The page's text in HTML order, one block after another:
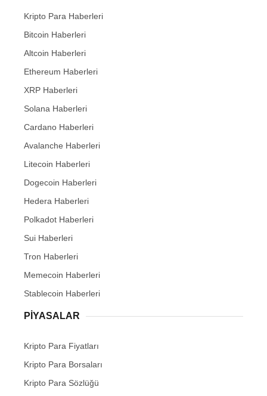
Kripto Para Haberleri
Bitcoin Haberleri
Altcoin Haberleri
Ethereum Haberleri
XRP Haberleri
Solana Haberleri
Cardano Haberleri
Avalanche Haberleri
Litecoin Haberleri
Dogecoin Haberleri
Hedera Haberleri
Polkadot Haberleri
Sui Haberleri
Tron Haberleri
Memecoin Haberleri
Stablecoin Haberleri
PIYASALAR
Kripto Para Fiyatları
Kripto Para Borsaları
Kripto Para Sözlüğü